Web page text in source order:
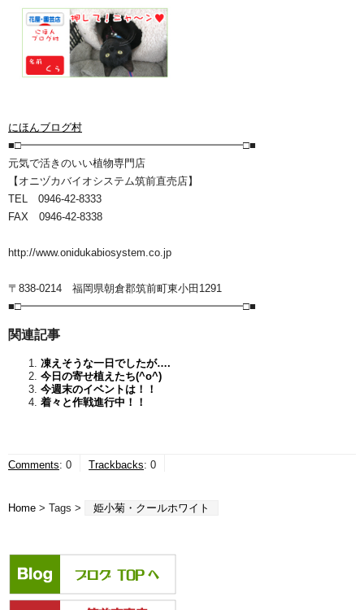
にほんブログ村
■□━━━━━━━━━━━━━━━━━━━━━□■
元気で活きのいい植物専門店
【オニヅカバイオシステム筑前直売店】
TEL 0946-42-8333
FAX 0946-42-8338
http://www.onidukabiosystem.co.jp
〒838-0214 福岡県朝倉郡筑前町東小田1291
■□━━━━━━━━━━━━━━━━━━━━━□■
関連記事
凍えそうな一日でしたが….
今日の寄せ植えたち(^o^)
今週末のイベントは！！
着々と作戦進行中！！
Comments: 0 Trackbacks: 0
Home > Tags > 姫小菊・クールホワイト